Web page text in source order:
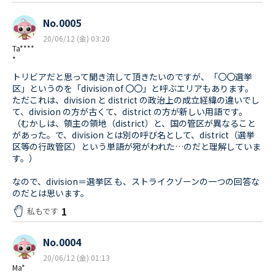
Ta****
*
No.0005
20/06/12 (金) 03:20
トリビアだと思って聞き流して頂きたいのですが、「〇〇選挙
区」というのを「division of 〇〇」と呼ぶエリアもあります。
ただこれは、division と district の政治上の成立経緯の違いでし
て、division の方が古くて、district の方が新しい用語です。
（むかしは、領主の領地（district）と、国の管区が異なること
があった。で、division とは別の呼び名として、district（選挙
区等の行政管区）という単語が宛がわれた…のだと理解していま
す。）
なので、division＝選挙区 も、ストライクゾーンの一つの回答な
のだとは思います。
私もです 1
Ma*
No.0004
20/06/12 (金) 01:13